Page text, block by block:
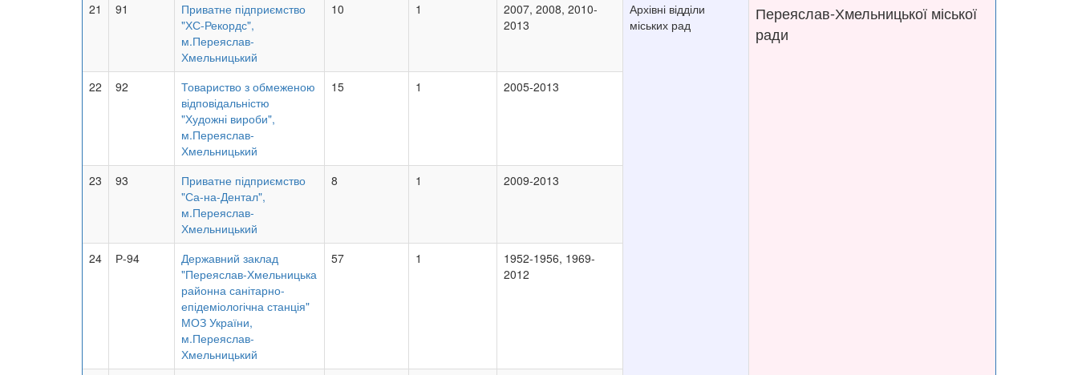
21 91
Приватне підприємство
"ХС-Рекордс",
м.Переяслав-
Хмельницький
10 1
2007, 2008, 2010-
2013
Архівні відділи
міських рад
Переяслав-Хмельницької міської
ради
22 92
Товариство з обмеженою
відповідальністю
"Художні вироби",
м.Переяслав-
Хмельницький
15 1 2005-2013
23 93
Приватне підприємство
"Са-на-Дентал",
м.Переяслав-
Хмельницький
8 1 2009-2013
24 Р-94
Державний заклад
"Переяслав-Хмельницька
районна санітарно-
епідеміологічна станція"
МОЗ України,
м.Переяслав-
Хмельницький
57 1
1952-1956, 1969-
2012